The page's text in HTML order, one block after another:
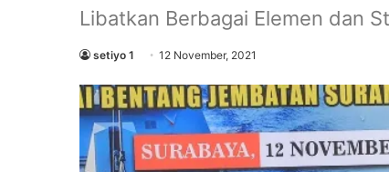
Libatkan Berbagai Elemen dan
setiyo 1 12 November, 2021